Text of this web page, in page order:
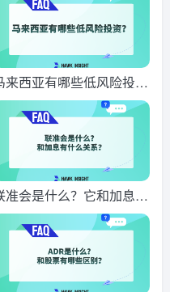
来西亚有哪些低风险投
？
准会是什么？它和加息有
么关系？